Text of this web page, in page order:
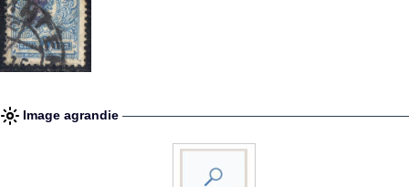
Image agrandie